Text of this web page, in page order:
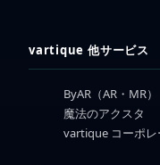
vartique 他サービス
ByAR（AR・MR）
魔法のアクスタ
vartique コーポレ